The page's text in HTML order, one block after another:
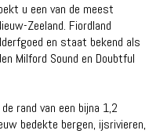
u een van de meest
Zeeland. Fiordland
en staat bekend als
Milford Sound en Doubtful
rand van een bijna 1,2
bedekte bergen, ijsrivieren,